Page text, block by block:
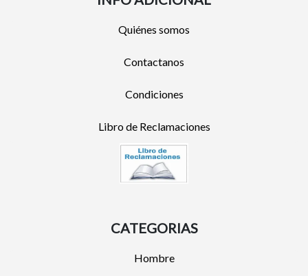
Quiénes somos
Contactanos
Condiciones
Libro de Reclamaciones
CATEGORIAS
Hombre